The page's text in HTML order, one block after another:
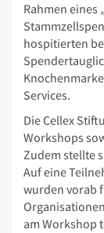
Rahmen eines
hospitierten
Services.
Die Cellex
Workshops
Zudem stellte
Auf eine
wurden vorab
am Workshop